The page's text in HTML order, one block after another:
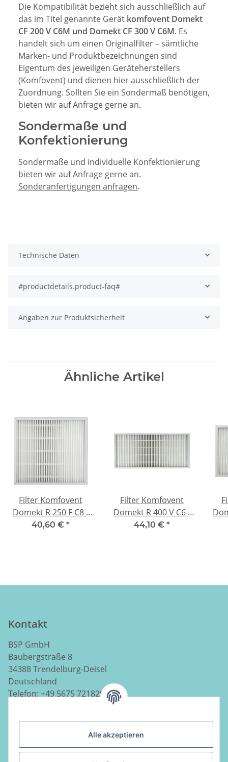
Alle akzeptieren
Die Kompatibilität bezieht sich ausschließlich auf
das im Titel genannte Gerät komfovent Domekt
CF 200 V C6M und Domekt CF 300 V C6M. Es
handelt sich um einen Originalfilter – sämtliche
Marken- und Produktbezeichnungen sind
Eigentum des jeweiligen Geräteherstellers
(Komfovent) und dienen hier ausschließlich der
Zuordnung. Sollten Sie ein Sondermaß benötigen,
bieten wir auf Anfrage gerne an.
Sondermaße und
Konfektionierung
Sondermaße und individuelle Konfektionierung
bieten wir auf Anfrage gerne an.
Sonderanfertigungen anfragen.
Technische Daten
#productdetails.product-faq#
Angaben zur Produktsicherheit
Ähnliche Artikel
Filter Komfovent
Domekt R 250 F C8 -
F7
40,60 € *
Filter Komfovent
Domekt R 400 V C6 -
F7
44,10 € *
Kontakt
BSP GmbH
Baubergstraße 8
34388 Trendelburg-Deisel
Deutschland
Telefon: +49 5675 7218290
Informationen